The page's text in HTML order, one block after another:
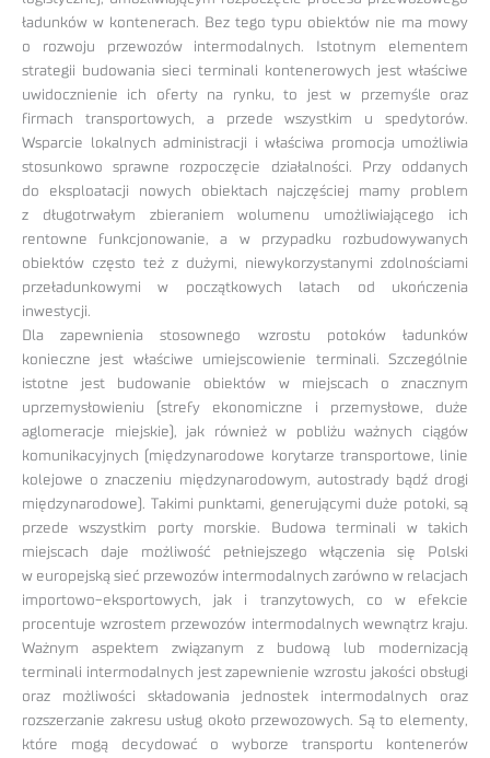
ładunków w kontenerach. Bez tego typu obiektów nie ma mowy
o rozwoju przewozów intermodalnych. Istotnym elementem
strategii budowania sieci terminali kontenerowych jest właściwe
uwidocznienie ich oferty na rynku, to jest w przemyśle oraz
firmach transportowych, a przede wszystkim u spedytorów.
Wsparcie lokalnych administracji i właściwa promocja umożliwia
stosunkowo sprawne rozpoczęcie działalności. Przy oddanych
do eksploatacji nowych obiektach najczęściej mamy problem
z długotrwałym zbieraniem wolumenu umożliwiającego ich
rentowne funkcjonowanie, a w przypadku rozbudowywanych
obiektów często też z dużymi, niewykorzystanymi zdolnościami
przeładunkowymi w początkowych latach od ukończenia
inwestycji.
Dla zapewnienia stosownego wzrostu potoków ładunków
konieczne jest właściwe umiejscowienie terminali. Szczególnie
istotne jest budowanie obiektów w miejscach o znacznym
uprzemysłowieniu (strefy ekonomiczne i przemysłowe, duże
aglomeracje miejskie), jak również w pobliżu ważnych ciągów
komunikacyjnych (międzynarodowe korytarze transportowe, linie
kolejowe o znaczeniu międzynarodowym, autostrady bądź drogi
międzynarodowe). Takimi punktami, generującymi duże potoki, są
przede wszystkim porty morskie. Budowa terminali w takich
miejscach daje możliwość pełniejszego włączenia się Polski
w europejską sieć przewozów intermodalnych zarówno w relacjach
importowo-eksportowych, jak i tranzytowych, co w efekcie
procentuje wzrostem przewozów intermodalnych wewnątrz kraju.
Ważnym aspektem związanym z budową lub modernizacją
terminali intermodalnych jest zapewnienie wzrostu jakości obsługi
oraz możliwości składowania jednostek intermodalnych oraz
rozszerzanie zakresu usług około przewozowych. Są to elementy,
które mogą decydować o wyborze transportu kontenerów